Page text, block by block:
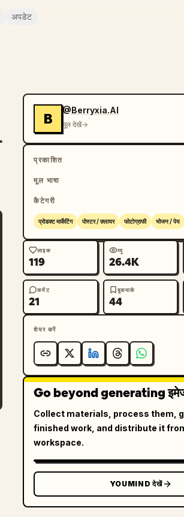
अपडेट
B
@Berryxia.AI
मूल देखें
प्रकाशित
मूल भाषा
कैटेगरी
प्रोडक्ट मार्केटिंग पोस्टर / फ़्लायर फोटोग्राफी भोजन / पेय
लाइक
119
व्यू
26.4K
कमेंट
21
बुकमार्क
44
शेयर करें
Go beyond generating
Collect materials, process them,
finished work, and distribute it
workspace.
YOUMIND देखें